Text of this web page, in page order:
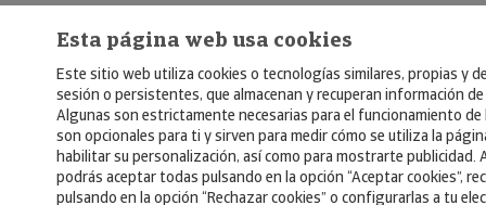
Esta página web usa cookies
Este sitio web utiliza cookies o tecnologías similares, propias y
sesión o persistentes, que almacenan y recuperan información
Algunas son estrictamente necesarias para el funcionamiento
son opcionales para ti y sirven para medir cómo se utiliza la
habilitar su personalización, así como para mostrarte publicidad.
podrás aceptar todas pulsando en la opción “Aceptar cookies”,
pulsando en la opción “Rechazar cookies” o configurarlas a tu